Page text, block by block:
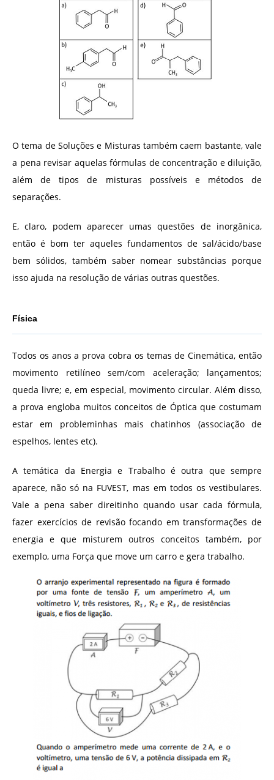
O tema de Soluções e Misturas também caem bastante, vale
a pena revisar aquelas fórmulas de concentração e diluição,
além de tipos de misturas possíveis e métodos de
separações.
E, claro, podem aparecer umas questões de inorgânica,
então é bom ter aqueles fundamentos de sal/ácido/base
bem sólidos, também saber nomear substâncias porque
isso ajuda na resolução de várias outras questões.
Física
Todos os anos a prova cobra os temas de Cinemática, então
movimento retilíneo sem/com aceleração; lançamentos;
queda livre; e, em especial, movimento circular. Além disso,
a prova engloba muitos conceitos de Óptica que costumam
estar em probleminhas mais chatinhos (associação de
espelhos, lentes etc).
A temática da Energia e Trabalho é outra que sempre
aparece, não só na FUVEST, mas em todos os vestibulares.
Vale a pena saber direitinho quando usar cada fórmula,
fazer exercícios de revisão focando em transformações de
energia e que misturem outros conceitos também, por
exemplo, uma Força que move um carro e gera trabalho.